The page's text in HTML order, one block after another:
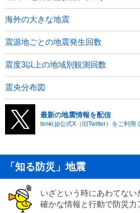
海外の大きな地震
震源地ごとの地震発生回数
震度3以上の地域別観測回数
震央分布図
最新の地震情報を配信
tenki.jp公式X（旧Twitter）をご利用
「知る防災」地震
いざという時にあわてない
確かな情報と行動で防災力